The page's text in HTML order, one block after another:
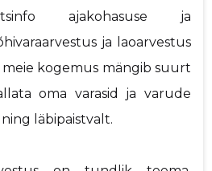
ajakohasuse ja
ja laoarvestus
kogemus mängib suurt
oma varasid ja varude
läbipaistvalt.